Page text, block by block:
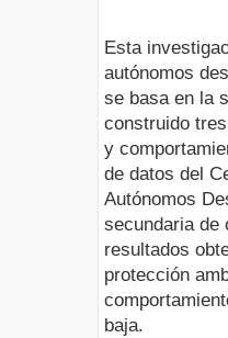
Esta
autónomos
se basa en la
construido
y
de datos del
Autónomos
secundaria de
resultados
protección
baja.